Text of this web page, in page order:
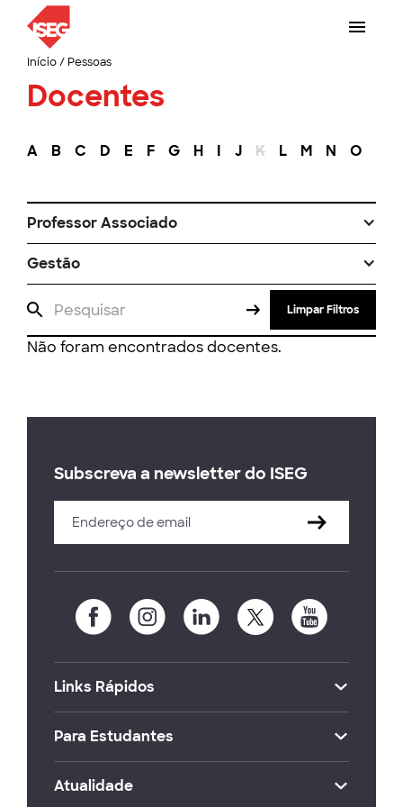
Início/ Pessoas
Docentes
A B C D E F G H I J K L M N O
Professor Associado
Gestão
Limpar Filtros
Não foram encontrados docentes.
Subscreva a newsletter do ISEG
Links Rápidos
Para Estudantes
Atualidade